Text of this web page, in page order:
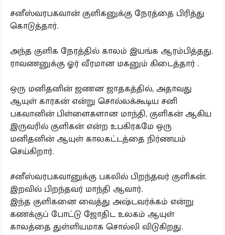
சனீஸ்வரபகவான் குளிகனுக்கு நேரத்தை பிரித்து
கொடுத்தார்.
அந்த குளிக நேரத்தில் காலம் இயங்க ஆரம்பித்தது.
ராவணனுக்கு ஓர் வீரமான மகனும் கிடைத்தார் .
ஒரு மனிதனின் ஜணன ஜாதகத்தில், அதாவது
ஆயுள் காரகன் என்று சொல்லக்கூடிய சனி
பகவானின் பிள்ளைகளான மாந்தி, குளிகன் ஆகிய
இருவரில் குளிகன் என்ற உபகிரகமே ஒரு
மனிதனின் ஆயுள் காலகட்டத்தை நிர்ணயம்
செய்கிறார்.
சனீஸ்வரபகவானுக்கு பகலில் பிறந்தவர் குளிகன்.
இறவில் பிறந்தவர் மாந்தி ஆவார்.
இந்த குளிகனை வைத்து அஷ்டவர்க்கம் என்று
கணக்குப் போட்டு ஜோதிட உலகம் ஆயுள்
காலத்தை துள்ளியமாக சொல்லி விடுகிறது.